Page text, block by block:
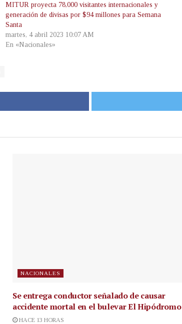
MITUR proyecta 78,000 visitantes internacionales y
generación de divisas por $94 millones para Semana
Santa
martes, 4 abril 2023 10:07 AM
En «Nacionales»
NACIONALES
Se entrega conductor señalado de causar
accidente mortal en el bulevar El Hipódromo
HACE 13 HORAS